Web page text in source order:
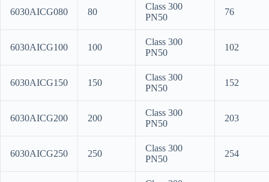
6030AICG080 80
Class 300
PN50
76
6030AICG100 100
Class 300
PN50
102
6030AICG150 150
Class 300
PN50
152
6030AICG200 200
Class 300
PN50
203
6030AICG250 250
Class 300
PN50
254